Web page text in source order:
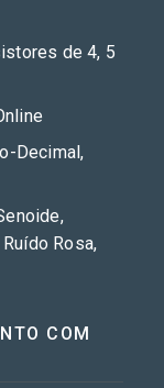
de 4, 5
Decimal,
Rosa,
COM